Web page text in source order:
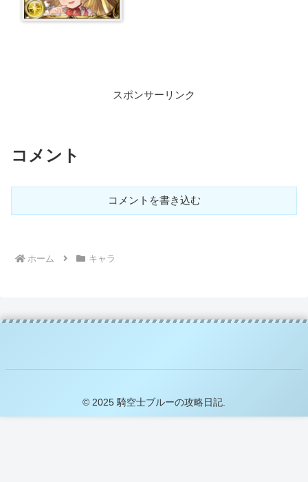
スポンサーリンク
コメント
コメントを書き込む
ホーム キャラ
© 2025 騎空士ブルーの攻略日記.